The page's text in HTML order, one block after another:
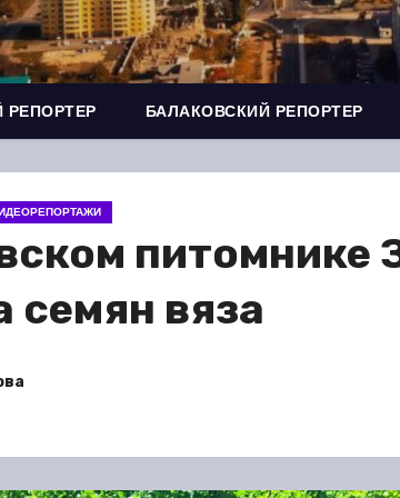
РЕПОРТЕР БАЛАКОВСКИЙ РЕПОРТЕР
питомнике
семян вяза